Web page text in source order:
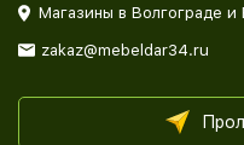
Магазины в Волгограде
zakaz@mebeldar34.ru